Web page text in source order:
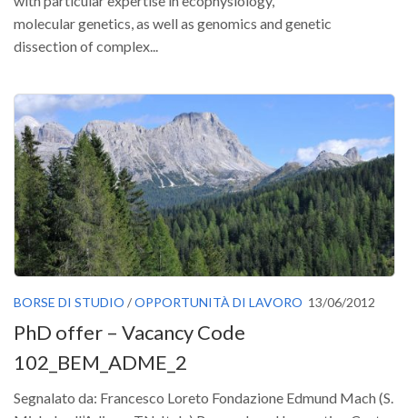
GdL Gestione Incendi Boschivi
GdL Verde Urbano
GdL Foreste, Mitigazione, Adattamento
GdL Infrastrutture, Risorse, Innovazione
GdL Boschi Vetusti
GdL “TreeTalkers”
GdL Boschi Cedui
News
Borse di Studio
Call for Papers
molecular genetics, as well as genomics and genetic
dissection of complex...
BORSE DI STUDIO /OPPORTUNITÀ DI LAVORO 13/06/2012
PhD offer – Vacancy Code
102_BEM_ADME_2
Segnalato da: Francesco Loreto Fondazione Edmund Mach (S.